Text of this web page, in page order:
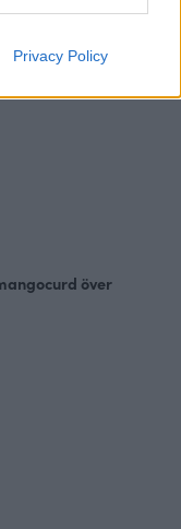
Privacy Policy
över